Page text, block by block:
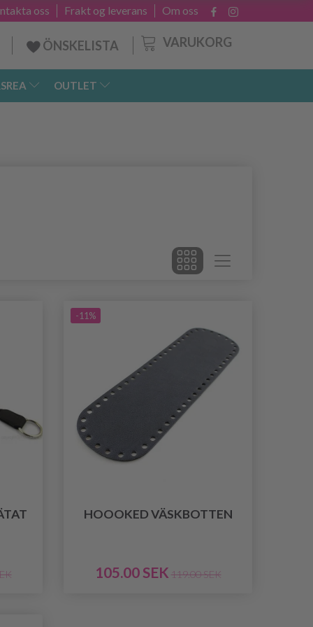
Om oss
Frakt og leverans
oss
VARUKORG
ÖNSKELISTA
OUTLET
-11%
HOOOKED VÄSKBOTTEN
105.00 SEK 119.00 SEK